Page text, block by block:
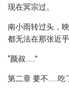
现在冥宗过。
南小雨转过头，
都无法在那张近
“颜叔……”
第二章 要不……吃